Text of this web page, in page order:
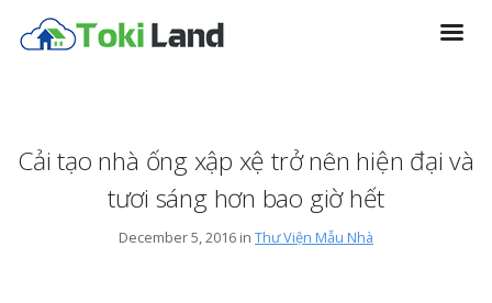
Cải tạo nhà ống xập xệ trở nên hiện đại và
tươi sáng hơn bao giờ hết
December 5, 2016 in Thư Viện Mẫu Nhà